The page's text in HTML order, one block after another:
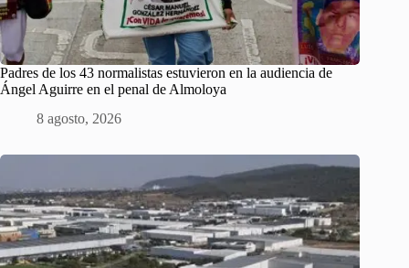
Padres de los 43 normalistas estuvieron en la audiencia de
Ángel Aguirre en el penal de Almoloya
8 agosto, 2026